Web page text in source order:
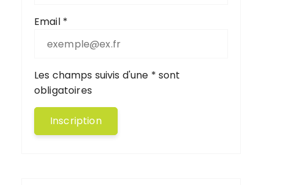
Email *
Les champs suivis d'une * sont
obligatoires